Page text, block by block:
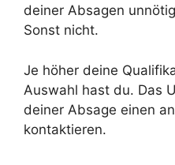
deiner Absagen
Sonst nicht.
Je höher deine
Auswahl hast du. Das
deiner Absage einen
kontaktieren.